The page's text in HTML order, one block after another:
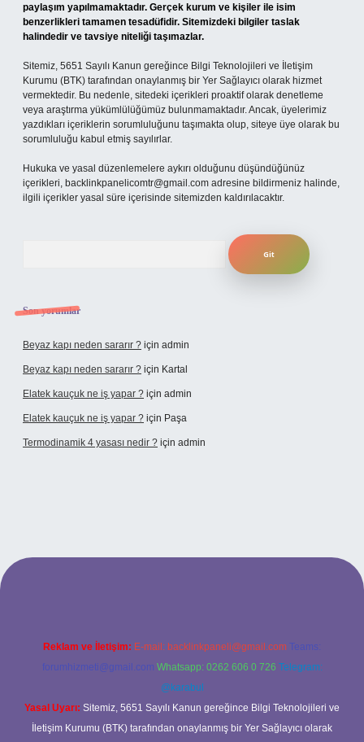
paylaşım yapılmamaktadır. Gerçek kurum ve kişiler ile isim
benzerlikleri tamamen tesadüfidir. Sitemizdeki bilgiler taslak
halindedir ve tavsiye niteliği taşımazlar.
Sitemiz, 5651 Sayılı Kanun gereğince Bilgi Teknolojileri ve İletişim
Kurumu (BTK) tarafından onaylanmış bir Yer Sağlayıcı olarak hizmet
vermektedir. Bu nedenle, sitedeki içerikleri proaktif olarak denetleme
veya araştırma yükümlülüğümüz bulunmamaktadır. Ancak, üyelerimiz
yazdıkları içeriklerin sorumluluğunu taşımakta olup, siteye üye olarak bu
sorumluluğu kabul etmiş sayılırlar.
Hukuka ve yasal düzenlemelere aykırı olduğunu düşündüğünüz
içerikleri, backlinkpanelicomtr@gmail.com adresine bildirmeniz halinde,
ilgili içerikler yasal süre içerisinde sitemizden kaldırılacaktır.
Son yorumlar
Beyaz kapı neden sararır ? için admin
Beyaz kapı neden sararır ? için Kartal
Elatek kauçuk ne iş yapar ? için admin
Elatek kauçuk ne iş yapar ? için Paşa
Termodinamik 4 yasası nedir ? için admin
mi
Reklam ve İletişim: E-mail: backlinkpaneli@gmail.com Teams:
forumhizmeti@gmail.com Whatsapp: 0262 606 0 726 Telegram:
@karabul
Yasal Uyarı: Sitemiz, 5651 Sayılı Kanun gereğince Bilgi Teknolojileri ve
İletişim Kurumu (BTK) tarafından onaylanmış bir Yer Sağlayıcı olarak